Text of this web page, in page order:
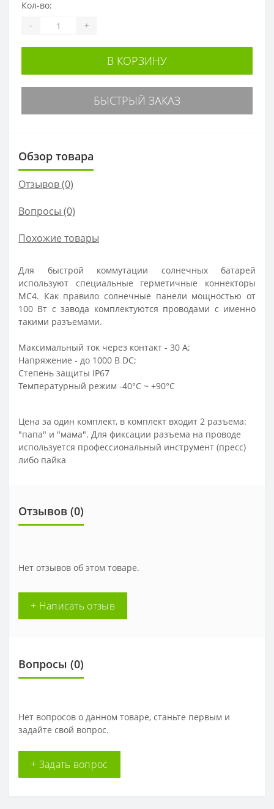
Кол-во:
- +
В КОРЗИНУ
БЫСТРЫЙ ЗАКАЗ
Обзор товара
Отзывов (0)
Вопросы (0)
Похожие товары
Для быстрой коммутации солнечных батарей
используют специальные герметичные коннекторы
MC4. Как правило солнечные панели мощностью от
100 Вт с завода комплектуются проводами с именно
такими разъемами.
Максимальный ток через контакт - 30 А;
Напряжение - до 1000 В DC;
Степень защиты IP67
Температурный режим -40°C ~ +90°C
Цена за один комплект, в комплект входит 2 разъема:
"папа" и "мама". Для фиксации разъема на проводе
используется профессиональный инструмент (пресс)
либо пайка
Отзывов (0)
Нет отзывов об этом товаре.
+ Написать отзыв
Вопросы (0)
Нет вопросов о данном товаре, станьте первым и
задайте свой вопрос.
+ Задать вопрос